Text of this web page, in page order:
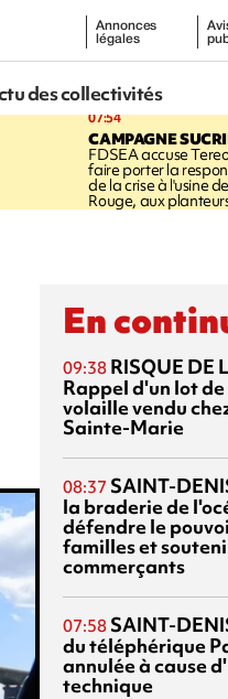
Annonces
légales
des collectivités
07:54
CAMPAGNE
FDSEA accuse
faire porter la
de la crise à l'usine
Rouge, aux
En
09:38 RISQUE DE
Rappel d'un lot
volaille vendu
Sainte-Marie
08:37 SAINT-
la braderie de
défendre le
familles et
commerçants
07:58 SAINT-
du téléphérique
annulée à cause
technique